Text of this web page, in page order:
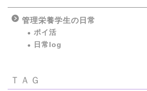
管理栄養学生の日常
ポイ活
日常log
ＴＡＧ